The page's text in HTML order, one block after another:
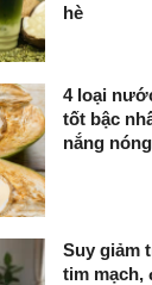
hè
4 loại
tốt bậc
nắng nóng
Suy giảm
tim mạch,